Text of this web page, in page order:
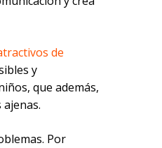
de
y
que además,
Por